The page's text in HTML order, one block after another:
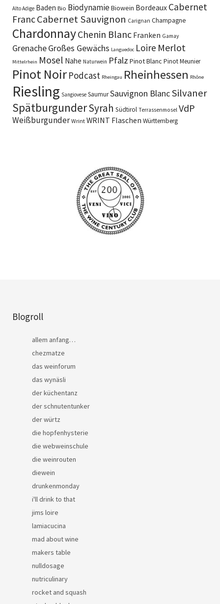
Alto Adige Baden Bio BiodynamieBiowein Bordeaux Cabernet
FrancCabernet Sauvignon Carignan Champagne
ChardonnayChenin Blanc Franken Gamay
GrenacheGroßes Gewächs Languedoc Loire Merlot
Mittelrhein Mosel Nahe Naturwein Pfalz Pinot Blanc Pinot Meunier
Pinot Noir Podcast Rheingau Rheinhessen Rhône
Riesling Sangiovese SaumurSauvignon BlancSilvaner
SpätburgunderSyrah Südtirol Terrassenmosel VdP
Weißburgunder Wrint WRINT Flaschen Württemberg
Blogroll
allem anfang…
chezmatze
das weinforum
das wynäsli
der küchentanz
der schnutentunker
der würtz
die hopfenhysterie
die webweinschule
die weinrouten
diewein
drunkenmonday
i'll drink to that
jims loire
lamiacucina
mad about wine
makers table
nulldosage
nutriculinary
rocket and squash